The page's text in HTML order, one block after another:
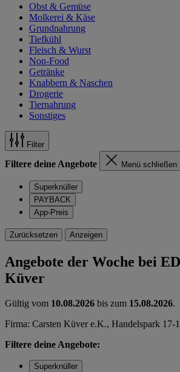
Obst & Gemüse
Molkerei & Käse
Grundnahrung
Tiefkühl
Fleisch & Wurst
Non-Food
Getränke
Knabbern & Naschen
Drogerie
Tiernahrung
Sonstiges
Filter
Filtere deine Angebote Menü schließen
Superknüller
PAYBACK
App-Preis
Zurücksetzen Anzeigen
Angebote der Woche bei
Küver
Gültig vom 10.08.2026 bis zum 15.08.2026.
Firma: Carsten Küver e.K., Handelspark 17-
Filtere deine Angebote:
Superknüller